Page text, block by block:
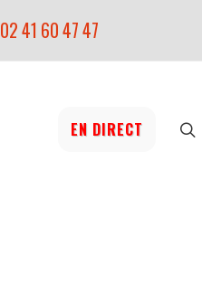
02 41 60 47 47
EN DIRECT